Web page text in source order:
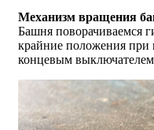
Механизм вращения
Башня поворачиваемся
крайние положения при
концевым